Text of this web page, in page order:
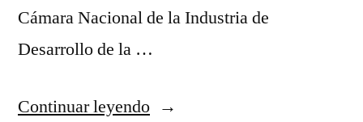
Cámara Nacional de la Industria de
Desarrollo de la …
Continuar leyendo